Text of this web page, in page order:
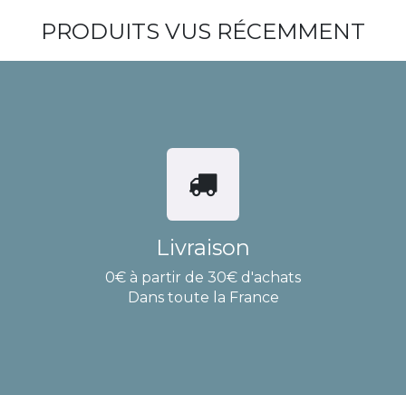
PRODUITS VUS RÉCEMMENT
Livraison
0€ à partir de 30€ d'achats
Dans toute la France